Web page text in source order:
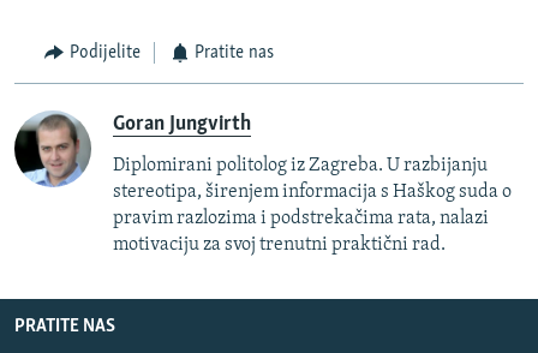
Podijelite Pratite nas
Goran Jungvirth
Diplomirani politolog iz Zagreba. U razbijanju
stereotipa, širenjem informacija s Haškog suda o
pravim razlozima i podstrekačima rata, nalazi
motivaciju za svoj trenutni praktični rad.
PRATITE NAS